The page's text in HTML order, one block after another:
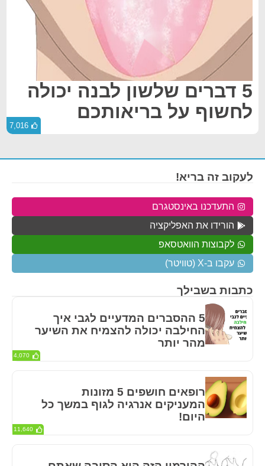
5 דברים שלשון לבנה יכולה
לחשוף על בריאותכם
7,016
כתבות בשבילך
5 ההסברים המדעיים לגבי איך
החילבה יכולה להצמיח את השיער
מהר יותר
4,070
רופאים חושפים 5 מזונות
המעניקים אנרגיה לגוף במשך כל
היום!
11,640
לעקוב זה בריא!
התעדכנו באינסטגרם
הורידו את האפליקציה
לקבוצות הוואטסאפ
עקבו ב-X (טוויטר)